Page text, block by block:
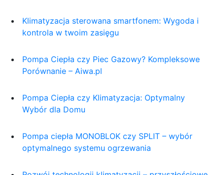
Klimatyzacja sterowana smartfonem: Wygoda i
kontrola w twoim zasięgu
Pompa Ciepła czy Piec Gazowy? Kompleksowe
Porównanie – Aiwa.pl
Pompa Ciepła czy Klimatyzacja: Optymalny
Wybór dla Domu
Pompa ciepła MONOBLOK czy SPLIT – wybór
optymalnego systemu ogrzewania